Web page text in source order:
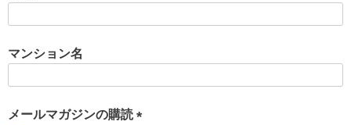
須
マンション名
メールマガジンの購読